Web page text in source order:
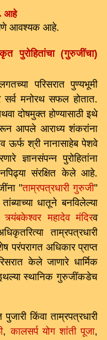
आहे
येणे आवश्यक आहे.
पुरोहितांचा (गुरुजींचा)
परिसरात पुण्यभूमी
मनोरथ सफल होतात.
दोषमुक्त होण्यासाठी इथे
आपले आराध्य शंकरांना
ऊर्फ श्री नानासाहेब पेशवे
ज्ञानसंपन्न पुरोहितांना
संरक्षित केले आहे.
"ताम्रपत्रधारी गुरुजी"
धातूने बनविलेल्या
त्र्यंबकेश्वर महादेव मंदिरव
ताम्रपत्रधारी
परंपरागत अधिकार प्राप्त
केले जाणारे धार्मिक
स्थानिक गुरुजींकडेच
किंवा ताम्रपत्रधारी
,कालसर्प योग शांती पूजा,